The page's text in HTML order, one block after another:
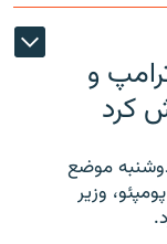
و
کرد
دوشنبه موضع
وزیر